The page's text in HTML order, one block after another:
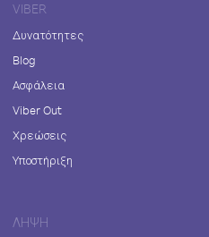
VIBER
Δυνατότητες
Blog
Ασφάλεια
Viber Out
Χρεώσεις
Υποστήριξη
ΛΉΨΗ